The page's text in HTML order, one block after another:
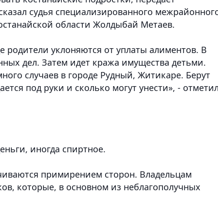
судья специализированного
области Жолдыбай Метаев.
родители уклоняются от уплаты алиментов. В
дел. Затем идет кража имущества детьми.
случаев в городе Рудный, Житикаре. Берут
под руки и сколько могут унести», -
иногда спиртное.
примирением сторон. Владельцам
которые, в основном из неблагополучных